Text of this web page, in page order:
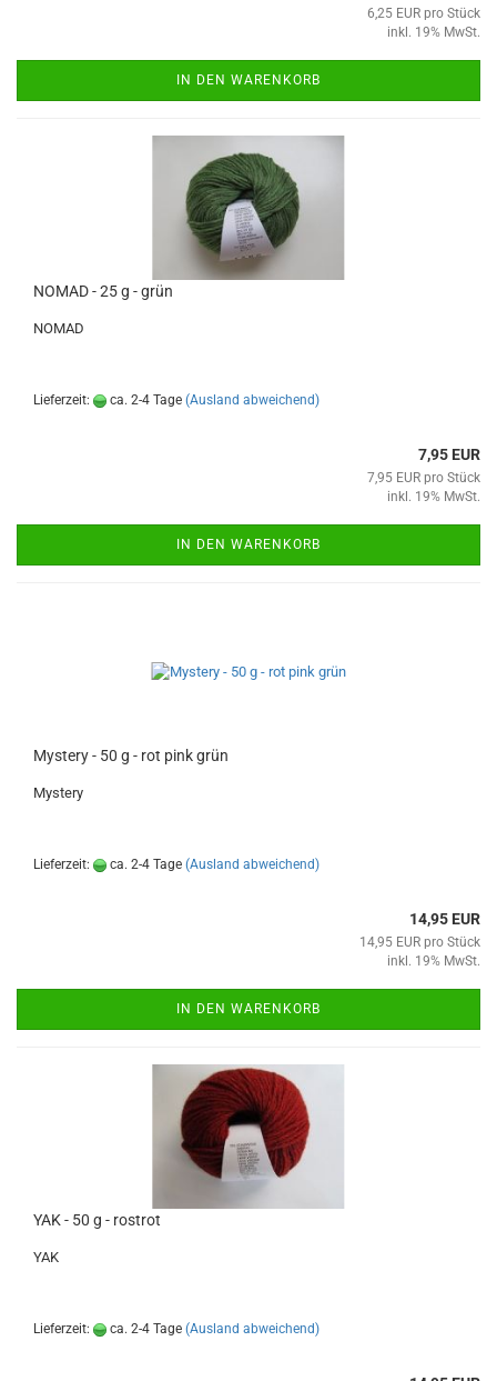
6,25 EUR pro Stück
inkl. 19% MwSt.
IN DEN WARENKORB
NOMAD - 25 g - grün
NOMAD
Lieferzeit: ca. 2-4 Tage (Ausland abweichend)
7,95 EUR
7,95 EUR pro Stück
inkl. 19% MwSt.
IN DEN WARENKORB
Mystery - 50 g - rot pink grün
Mystery
Lieferzeit: ca. 2-4 Tage (Ausland abweichend)
14,95 EUR
14,95 EUR pro Stück
inkl. 19% MwSt.
IN DEN WARENKORB
YAK - 50 g - rostrot
YAK
Lieferzeit: ca. 2-4 Tage (Ausland abweichend)